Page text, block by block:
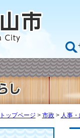
トップページ > 市政> 人事